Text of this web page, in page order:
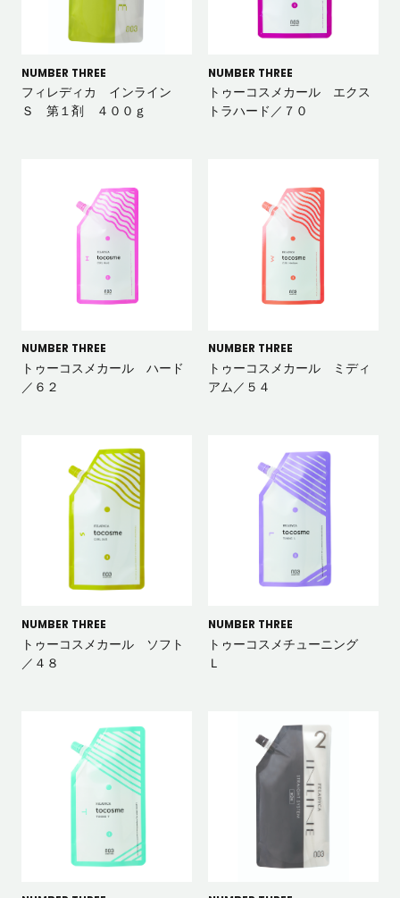
NUMBER THREE
フィレディカ インライン
Ｓ 第１剤 ４００ｇ
NUMBER THREE
トゥーコスメカール エクス
トラハード／７０
NUMBER THREE
トゥーコスメカール ハード
／６２
NUMBER THREE
トゥーコスメカール ミディ
アム／５４
NUMBER THREE
トゥーコスメカール ソフト
／４８
NUMBER THREE
トゥーコスメチューニング
Ｌ